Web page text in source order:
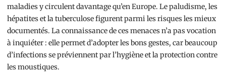
maladies y circulent davantage qu’en Europe. Le paludisme, les
hépatites et la tuberculose figurent parmi les risques les mieux
documentés. La connaissance de ces menaces n’a pas vocation
à inquiéter : elle permet d’adopter les bons gestes, car beaucoup
d’infections se préviennent par l’hygiène et la protection contre
les moustiques.